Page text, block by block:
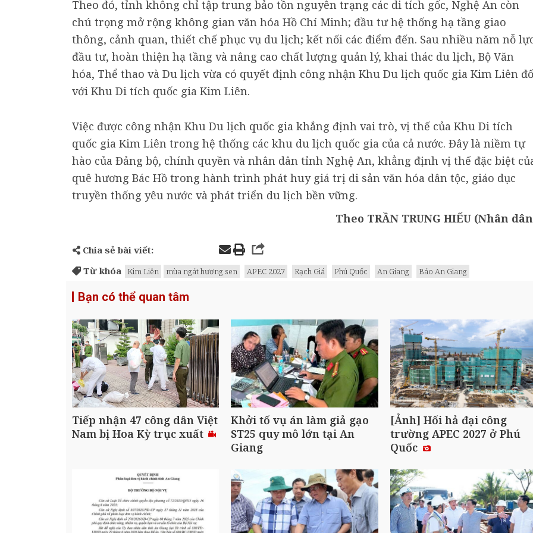
Theo đó, tỉnh không chỉ tập trung bảo tồn nguyên trạng các di tích gốc, Nghệ An còn
chú trọng mở rộng không gian văn hóa Hồ Chí Minh; đầu tư hệ thống hạ tầng giao
thông, cảnh quan, thiết chế phục vụ du lịch; kết nối các điểm đến. Sau nhiều năm nỗ
đầu tư, hoàn thiện hạ tầng và nâng cao chất lượng quản lý, khai thác du lịch, Bộ Văn
hóa, Thể thao và Du lịch vừa có quyết định công nhận Khu Du lịch quốc gia Kim Liên
với Khu Di tích quốc gia Kim Liên.
Việc được công nhận Khu Du lịch quốc gia khẳng định vai trò, vị thế của Khu Di tích
quốc gia Kim Liên trong hệ thống các khu du lịch quốc gia của cả nước. Đây là niềm tự
hào của Đảng bộ, chính quyền và nhân dân tỉnh Nghệ An, khẳng định vị thế đặc biệt
quê hương Bác Hồ trong hành trình phát huy giá trị di sản văn hóa dân tộc, giáo dục
truyền thống yêu nước và phát triển du lịch bền vững.
Theo TRẦN TRUNG HIẾU (Nhân
Chia sẻ bài viết:
Từ khóa
Kim Liên mùa ngát hương sen APEC 2027 Rạch Giá Phú Quốc An Giang Báo An Giang
Bạn có thể quan tâm
Tiếp nhận 47 công dân Việt
Nam bị Hoa Kỳ trục xuất
Khởi tố vụ án làm giả gạo
ST25 quy mô lớn tại An
Giang
[Ảnh] Hối hả đại công
trường APEC 2027 ở Phú
Quốc